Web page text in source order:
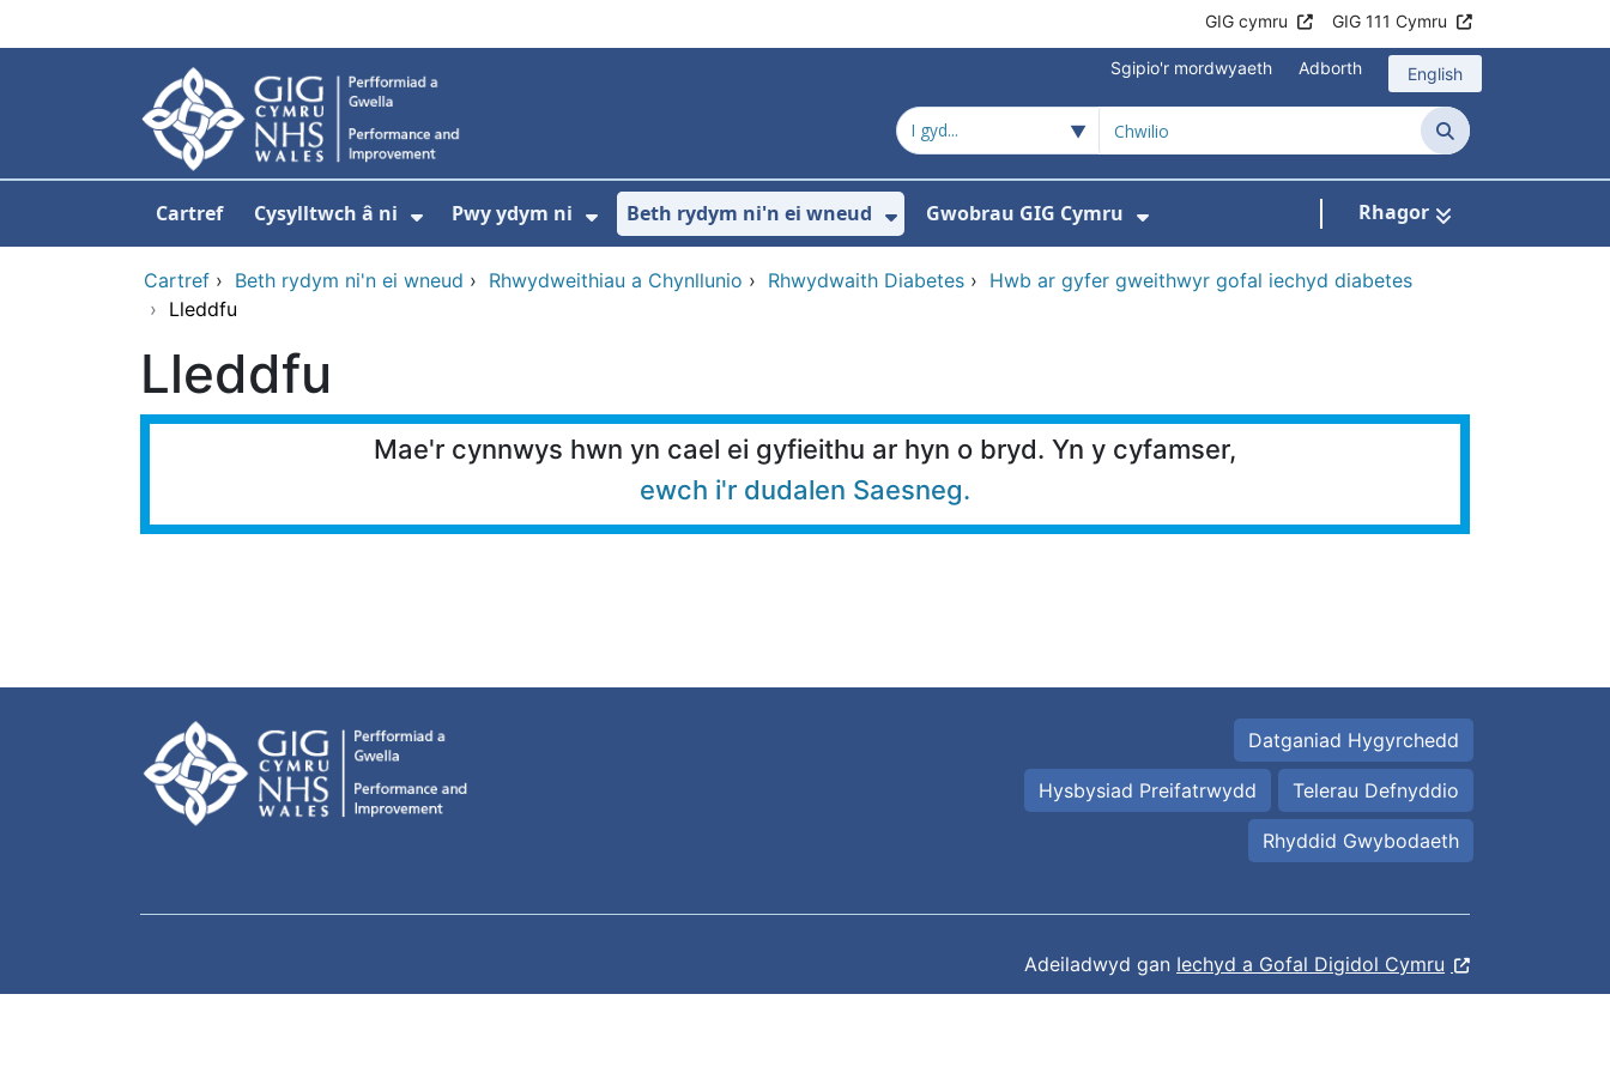
GIG cymru GIG 111 Cymru
Sgipio'r mordwyaeth Adborth English
Chwilio
Cartref Cysylltwch â ni
Dangos isddewislen ar gyfer Cysylltwch â ni
Pwy ydym ni
Dangos isddewislen ar gyfer Pwy ydym ni
Beth rydym ni'n ei wneud
Dangos isddewislen ar gyfer Beth rydym ni'n ei wneud
Gwobrau GIG Cymru Rhagor
Cartref › Beth rydym ni'n ei wneud › Rhwydweithiau a Chynllunio › Rhwydwaith Diabetes › Hwb ar gyfer gweithwyr gofal iechyd diabetes
› Lleddfu
Lleddfu
Mae'r cynnwys hwn yn cael ei gyfieithu ar hyn o bryd. Yn y cyfamser,
ewch i'r dudalen Saesneg.
Datganiad Hygyrchedd
Hysbysiad Preifatrwydd Telerau Defnyddio
Rhyddid Gwybodaeth
Adeiladwyd gan Iechyd a Gofal Digidol Cymru